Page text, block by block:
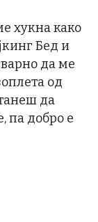
хукна како
Бед и
да ме
од
да
па добро е